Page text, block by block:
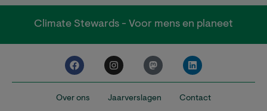
Climate Stewards - Voor mens en planeet
Over ons Jaarverslagen Contact